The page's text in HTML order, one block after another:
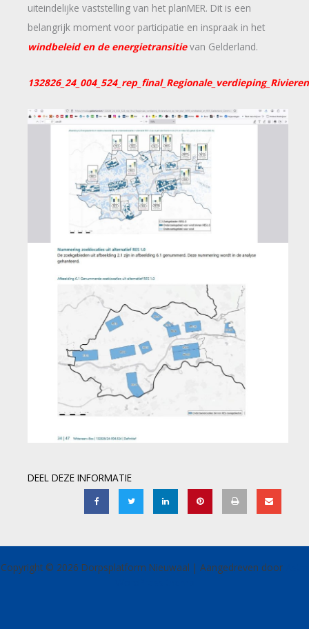
uiteindelijke vaststelling van het planMER. Dit is een
belangrijk moment voor participatie en inspraak in het
windbeleid en de energietransitievan Gelderland.
DEEL DEZE INFORMATIE
Copyright © 2026 Dorpsplatform Nieuwaal | Aangedreven door